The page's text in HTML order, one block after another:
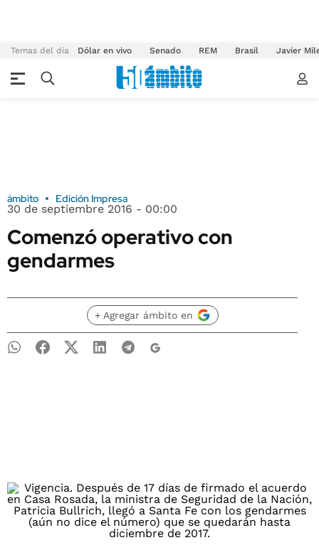
Temas del día Dólar en vivo Senado REM Brasil Javier
ámbito Edición Impresa
30 de septiembre 2016 - 00:00
Comenzó operativo con
gendarmes
+ Agregar ámbito en